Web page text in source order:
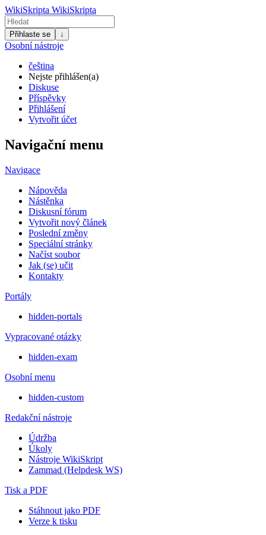
WikiSkripta WikiSkripta
Přihlaste se ↓
Osobní nástroje
čeština
Nejste přihlášen(a)
Diskuse
Příspěvky
Přihlášení
Vytvořit účet
Navigační menu
Navigace
Nápověda
Nástěnka
Diskusní fórum
Vytvořit nový článek
Poslední změny
Speciální stránky
Načíst soubor
Jak (se) učit
Kontakty
Portály
hidden-portals
Vypracované otázky
hidden-exam
Osobní menu
hidden-custom
Redakční nástroje
Údržba
Úkoly
Nástroje WikiSkript
Zammad (Helpdesk WS)
Tisk a PDF
Stáhnout jako PDF
Verze k tisku